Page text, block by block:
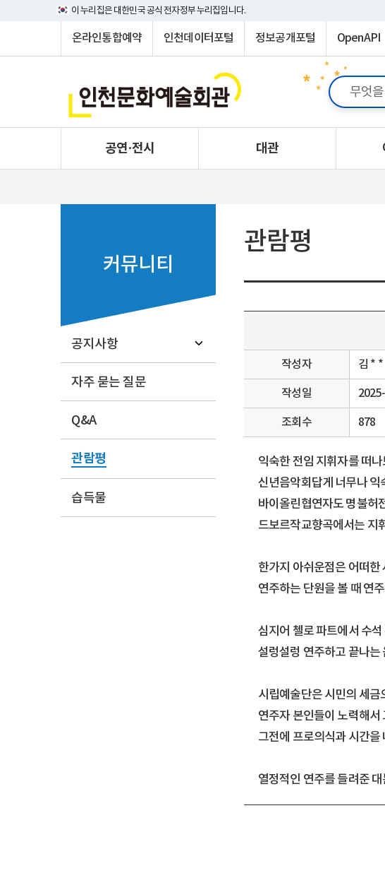
이 누리집은 대한민국 공식 전자정부 누리집입니다.
온라인통합예약 인천데이터포털 정보공개포털 OpenAPI
공연·전시 대관
커뮤니티
공지사항
자주 묻는 질문
Q&A
관람평
습득물
관람평
작성자 김 * *
작성일
조회수 878
익숙한 전임 지휘자를 떠
신년음악회답게 너무나 익
바이올린협연자도 명불허
드보르작교향곡에서는 지
한가지 아쉬운점은 어떠한
연주하는 단원을 볼 때 연
심지어 첼로 파트에서 수
설렁설렁 연주하고 끝나는
시립예술단은 시민의 세금
연주자 본인들이 노력해
그전에 프로의식과 시간을
열정적인 연주를 들려준